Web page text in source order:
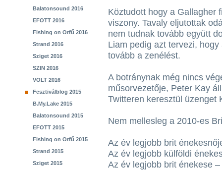
Balatonsound 2016
EFOTT 2016
Fishing on Orfű 2016
Strand 2016
Sziget 2016
SZIN 2016
VOLT 2016
Fesztiválblog 2015
B.My.Lake 2015
Balatonsound 2015
EFOTT 2015
Fishing on Orfű 2015
Strand 2015
Sziget 2015
Köztudott hogy a Gallagher
viszony. Tavaly eljutottak
nem tudnak tovább együtt
Liam pedig azt tervezi,
tovább a zenélést.
A botránynak még nincs
műsorvezetője, Peter Kay
Twitteren keresztül
Nem mellesleg a 2010-es
Az év legjobb brit
Az év legjobb külföldi
Az év legjobb brit énekese